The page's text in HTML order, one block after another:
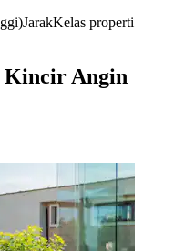
JarakKelas properti
Kincir Angin